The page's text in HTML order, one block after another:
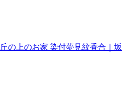
丘の上のお家 染付夢見紋香合｜坂